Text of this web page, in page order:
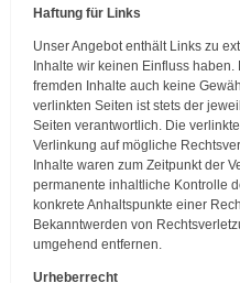
Haftung für Links
Unser Angebot enthält Links zu
Inhalte wir keinen Einfluss
fremden Inhalte auch keine
verlinkten Seiten ist stets der
Seiten verantwortlich. Die
Verlinkung auf mögliche
Inhalte waren zum Zeitpunkt der
permanente inhaltliche Kontrolle
konkrete Anhaltspunkte einer
Bekanntwerden von
umgehend entfernen.
Urheberrecht